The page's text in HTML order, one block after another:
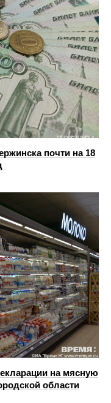
почти на 18
на мясную
области